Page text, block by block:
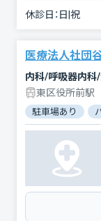
休診日： 日|祝
医療法人社団
内科/呼吸器内科
東区役所前駅
駐車場あり